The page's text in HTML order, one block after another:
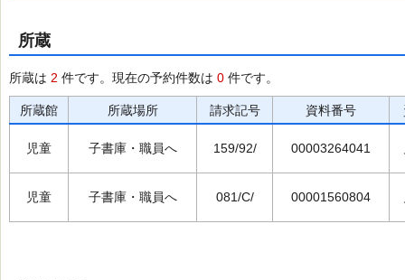
所蔵
所蔵は 2 件です。現在の予約件数は 0 件です。
所蔵館 所蔵場所 請求記号 資料番号
児童 子書庫・職員へ 159/92/ 00003264041
児童 子書庫・職員へ 081/C/ 00001560804